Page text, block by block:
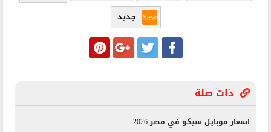
جديد
ذات صلة
اسعار موبايل سيكو في مصر 2026